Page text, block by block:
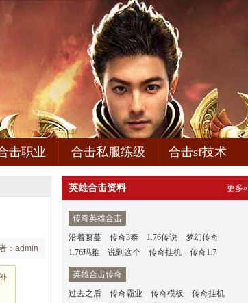
击职业 合击私服练级 合击sf技术
：admin
英雄合击资料 更多»
传奇英雄合击
沿着藤蔓
传奇3泰 1.76传说
梦幻传奇
1.76玛雅
说到这个 传奇挂机 传奇1.7
英雄合击传奇
过去之后
传奇霸业 传奇模板
传奇挂机